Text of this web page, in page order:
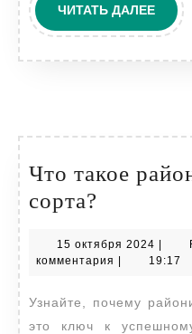
ЧИТАТЬ ДАЛЕЕ
ДАЛЕЕ
Что такое
сорта?
15 октября 2024 15
|
комментария | 19:17
Узнайте, почему районированные сорта овощей -
это ключ к